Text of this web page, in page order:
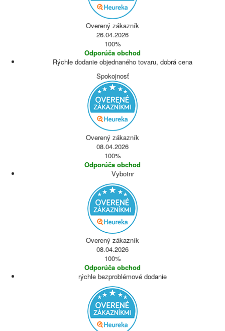
Overený zákazník
26.04.2026
100%
Odporúča obchod
Rýchle dodanie objednaného tovaru, dobrá cena
Spokojnosť
Overený zákazník
08.04.2026
100%
Odporúča obchod
Vybotnr
Overený zákazník
08.04.2026
100%
Odporúča obchod
rýchle bezproblémové dodanie